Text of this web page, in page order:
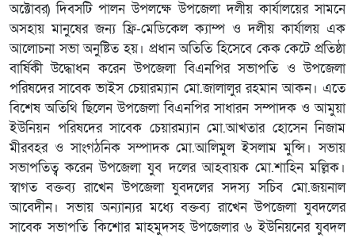
অক্টোবর) দিবসটি পালন উপলক্ষে উপজেলা দলীয় কার্যালয়ের সামনে
অসহায় মানুষের জন্য ফ্রি-মেডিকেল ক্যাম্প ও দলীয় কার্যালয় এক
আলোচনা সভা অনুষ্টিত হয়। প্রধান অতিতি হিসেবে কেক কেটে প্রতিষ্ঠা
বার্ষিকী উদ্ধোধন করেন উপজেলা বিএনপির সভাপতি ও উপজেলা
পরিষদের সাবেক ভাইস চেয়ারম্যান মো.জালালুর রহমান আকন। এতে
বিশেষ অতিথি ছিলেন উপজেলা বিএনপির সাধারন সম্পাদক ও আমুয়া
ইউনিয়ন পরিষদের সাবেক চেয়ারম্যান মো.আখতার হোসেন নিজাম
মীরবহর ও সাংগঠনিক সম্পাদক মো.আলিমুল ইসলাম মুন্সি। সভায়
সভাপতিত্ব করেন উপজেলা যুব দলের আহবায়ক মো.শাহিন মল্লিক।
স্বাগত বক্তব্য রাখেন উপজেলা যুবদলের সদস্য সচিব মো.জয়নাল
আবেদীন। সভায় অন্যান্যর মধ্যে বক্তব্য রাখেন উপজেলা যুবদলের
সাবেক সভাপতি কিশোর মাহমুদসহ উপজেলার ৬ ইউনিয়নের যুবদল